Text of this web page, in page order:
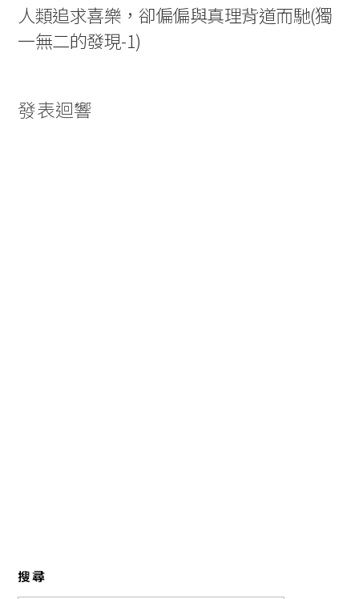
人類追求喜樂，卻偏偏與真理背道而馳(獨
一無二的發現-1)
發表迴響
搜尋